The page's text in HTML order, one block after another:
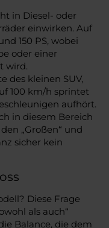
in Diesel- oder
einwirken. Auf
150 PS, wobei
oder einer
wird.
des kleinen SUV,
100 km/h sprintet
aufhört.
in diesem Bereich
„Großen“ und
sicher kein
Diese Frage
als auch“
Balance, die dem